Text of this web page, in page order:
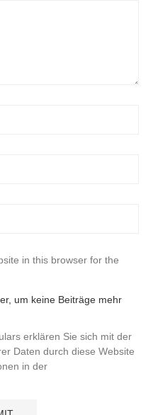
in this browser for the
um keine Beiträge mehr
erklären Sie sich mit der
Daten durch diese Website
in der